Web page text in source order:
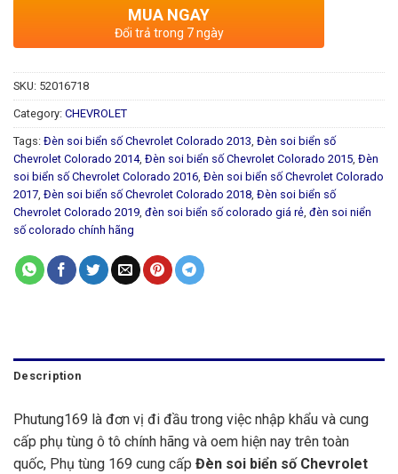
MUA NGAY
Đổi trả trong 7 ngày
SKU: 52016718
Category: CHEVROLET
Tags: Đèn soi biển số Chevrolet Colorado 2013, Đèn soi biển số
Chevrolet Colorado 2014, Đèn soi biển số Chevrolet Colorado 2015, Đèn
soi biển số Chevrolet Colorado 2016, Đèn soi biển số Chevrolet Colorado
2017, Đèn soi biển số Chevrolet Colorado 2018, Đèn soi biển số
Chevrolet Colorado 2019, đèn soi biển số colorado giá rẻ, đèn soi niển
số colorado chính hãng
Description
Phutung169 là đơn vị đi đầu trong việc nhập khẩu và cung
cấp phụ tùng ô tô chính hãng và oem hiện nay trên toàn
quốc, Phụ tùng 169 cung cấp Đèn soi biển số Chevrolet